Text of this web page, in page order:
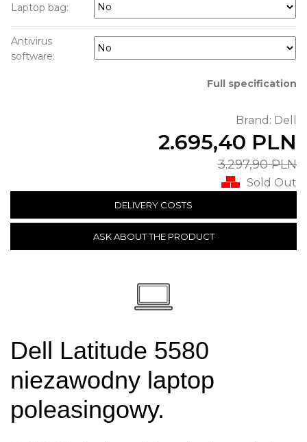
Laptop bag:
Antivirus
software:
Full specification
Brand: Dell
2.695,40 PLN
3.297,90 PLN
Sold Out
DELIVERY COSTS
ASK ABOUT THE PRODUCT
Dell Latitude 5580
niezawodny laptop
poleasingowy.